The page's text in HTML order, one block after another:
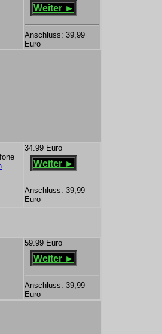
Weiter ►
Anschluss: 39,99
Euro
34.99 Euro
Weiter ►
Anschluss: 39,99
Euro
59.99 Euro
Weiter ►
Anschluss: 39,99
Euro